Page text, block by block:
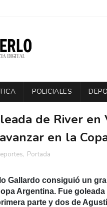
POLICIALES
de River
en la
, Portada
Gallardo consiguió un
Argentina. Fue
parte y dos de